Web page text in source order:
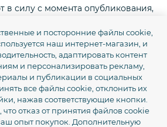
в силу с момента опубликования,
может производиться по
Сторон или в других случаях,
Украины и
и посторонние файлы cookie,
наш интернет-магазин, и
адаптировать контент
и персонализировать рекламу,
и публикации в социальных
все файлы cookie, отклонить их
нажав соответствующие кнопки.
отказ от принятия файлов cookie
опыт покупок. Дополнительную